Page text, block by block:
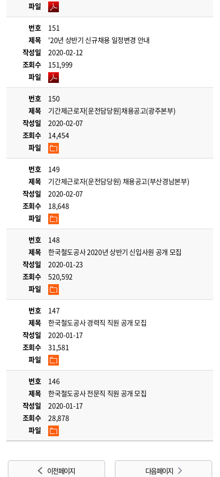
파일
번호
151
제목
'20년 상반기 신규채용 일정변경 안내
작성일
2020-02-12
조회수
151,999
파일
번호
150
제목
기간제근로자[운전담당원]채용공고(광주본부)
작성일
2020-02-07
조회수
14,454
파일
번호
149
제목
기간제근로자(운전담당원) 채용공고(부산경남본부)
작성일
2020-02-07
조회수
18,648
파일
번호
148
제목
한국철도공사 2020년 상반기 신입사원 공개 모집
작성일
2020-01-23
조회수
520,592
파일
번호
147
제목
한국철도공사 경력직 직원 공개 모집
작성일
2020-01-17
조회수
31,581
파일
번호
146
제목
한국철도공사 전문직 직원 공개 모집
작성일
2020-01-17
조회수
28,878
파일
이전 페이지 다음 페이지